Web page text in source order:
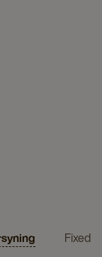
Fixed